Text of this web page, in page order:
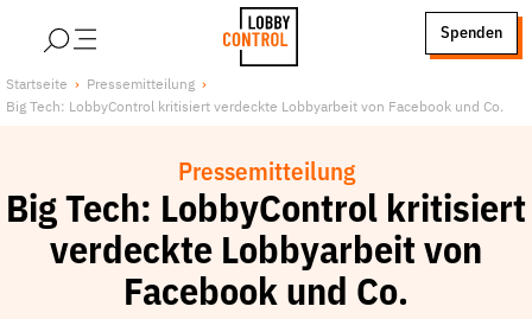
StartSeite
Spenden
Über uns
Finanzierung
Publikationen und Material
Startseite
Pressemitteilung
Big Tech: LobbyControl kritisiert verdeckte Lobbyarbeit von Facebook und Co.
Pressemitteilung
Big Tech: LobbyControl kritisiert
verdeckte Lobbyarbeit von
Facebook und Co.